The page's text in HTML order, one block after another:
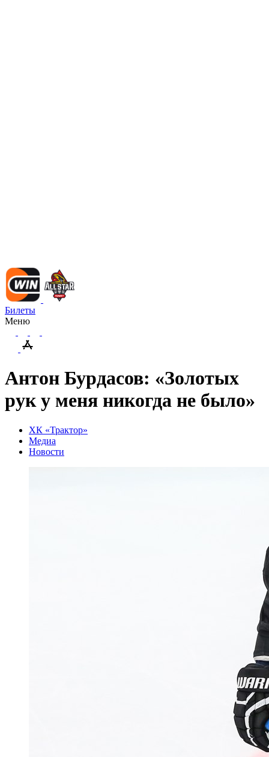
Билеты
Меню
Антон Бурдасов: «Золотых
рук у меня никогда не было»
ХК «Трактор»
Медиа
Новости